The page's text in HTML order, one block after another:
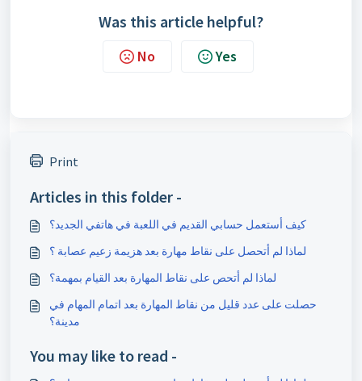
Was this article helpful?
No Yes
Print
Articles in this folder -
كيف أستعمل حسابي القديم في اللعبة في هاتفي الجديد؟
لماذا لم أتحصل على نقاط مهارة بعد هزيمة زعيم عصابة ؟
لماذا لم أتحص على نقاط المهارة بعد القيام بمهمة؟
حصلت على عدد قليل من نقاط المهارة بعد اتمام المهام في
مدينة؟
You may like to read -